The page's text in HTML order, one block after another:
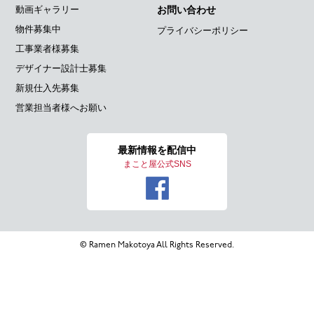
動画ギャラリー
物件募集中
工事業者様募集
デザイナー設計士募集
新規仕入先募集
営業担当者様へお願い
お問い合わせ
プライバシーポリシー
最新情報を配信中
まこと屋公式SNS
© Ramen Makotoya All Rights Reserved.